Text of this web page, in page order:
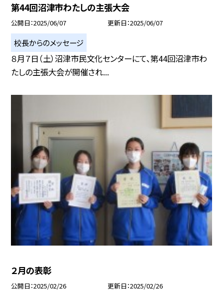
第44回沼津市わたしの主張大会
公開日 2025/06/07 更新日 2025/06/07
校長からのメッセージ
８月７日（土）沼津市民文化センターにて、第44回沼津市わ
たしの主張大会が開催され...
２月の表彰
公開日 2025/02/26 更新日 2025/02/26